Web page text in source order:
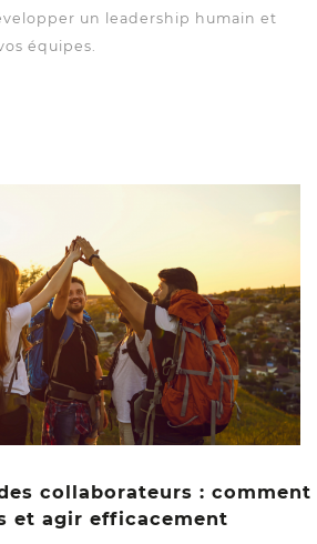
un leadership humain et
équipes.
collaborateurs : comment
et agir efficacement